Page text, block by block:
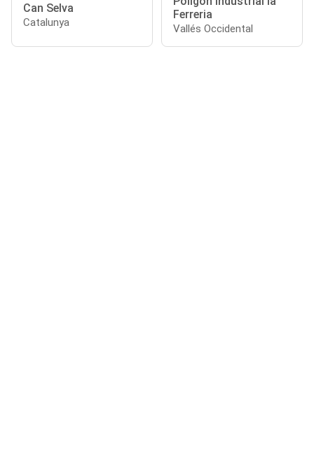
Can Selva
Catalunya
Ferreria
Vallés Occidental